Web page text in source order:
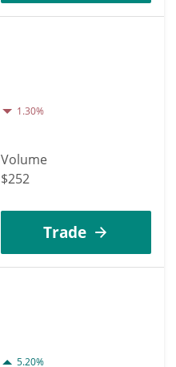
1.30%
Volume
$252
Trade
5.20%